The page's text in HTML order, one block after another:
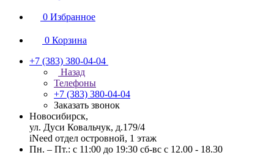
0 Избранное
0 Корзина
+7 (383) 380-04-04
Назад
Телефоны
+7 (383) 380-04-04
Заказать звонок
Новосибирск,
ул. Дуси Ковальчук, д.179/4
iNeed отдел островной, 1 этаж
Пн. – Пт.: с 11:00 до 19:30 сб-вс с 12.00 - 18.30